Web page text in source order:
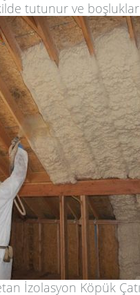
tutunur ve
İzolasyon Köpük Çatı